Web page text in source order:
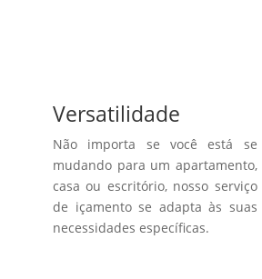
Versatilidade
Não importa se você está se
mudando para um apartamento,
casa ou escritório, nosso serviço
de içamento se adapta às suas
necessidades específicas.